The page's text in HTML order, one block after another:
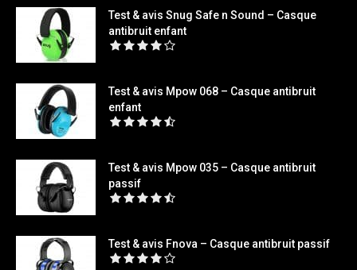
Test & avis Snug Safe n Sound – Casque
antibruit enfant
Test & avis Mpow 068 – Casque antibruit
enfant
Test & avis Mpow 035 – Casque antibruit
passif
Test & avis Fnova – Casque antibruit passif